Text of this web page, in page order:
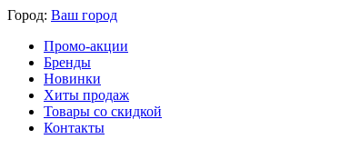
Город: Ваш город
Промо-акции
Бренды
Новинки
Хиты продаж
Товары со скидкой
Контакты